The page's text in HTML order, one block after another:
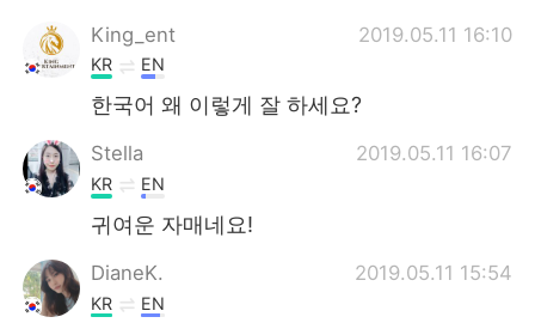
King_ent 2019.05.11 16:10
KR EN
한국어 왜 이렇게 잘 하세요?
Stella 2019.05.11 16:07
KR EN
귀여운 자매네요!
DianeK. 2019.05.11 15:54
KR EN